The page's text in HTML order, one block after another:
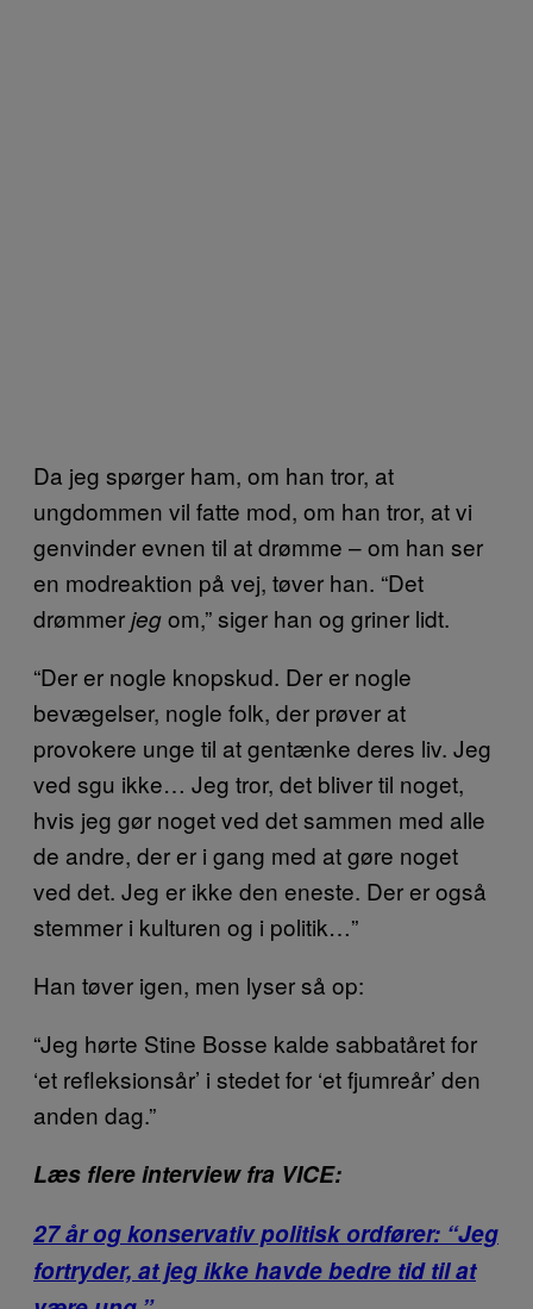
Da jeg spørger ham, om han tror, at
ungdommen vil fatte mod, om han tror, at vi
genvinder evnen til at drømme – om han ser
en modreaktion på vej, tøver han. “Det
drømmerjegom,” siger han og griner lidt.
“Der er nogle knopskud. Der er nogle
bevægelser, nogle folk, der prøver at
provokere unge til at gentænke deres liv. Jeg
ved sgu ikke… Jeg tror, det bliver til noget,
hvis jeg gør noget ved det sammen med alle
de andre, der er i gang med at gøre noget
ved det. Jeg er ikke den eneste. Der er også
stemmer i kulturen og i politik…”
Han tøver igen, men lyser så op:
“Jeg hørte Stine Bosse kalde sabbatåret for
‘et refleksionsår’ i stedet for ‘et fjumreår’ den
anden dag.”
Læs flere interview fra VICE:
27 år og konservativ politisk ordfører: “Jeg
fortryder, at jeg ikke havde bedre tid til at